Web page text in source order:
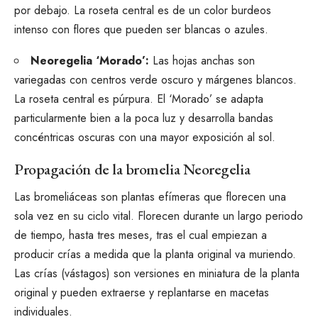
por debajo. La roseta central es de un color burdeos
intenso con flores que pueden ser blancas o azules.
Neoregelia ‘Morado’: Las hojas anchas son
variegadas con centros verde oscuro y márgenes blancos.
La roseta central es púrpura. El ‘Morado’ se adapta
particularmente bien a la poca luz y desarrolla bandas
concéntricas oscuras con una mayor exposición al sol.
Propagación de la bromelia Neoregelia
Las bromeliáceas son plantas efímeras que florecen una
sola vez en su ciclo vital. Florecen durante un largo periodo
de tiempo, hasta tres meses, tras el cual empiezan a
producir crías a medida que la planta original va muriendo.
Las crías (vástagos) son versiones en miniatura de la planta
original y pueden extraerse y replantarse en macetas
individuales.